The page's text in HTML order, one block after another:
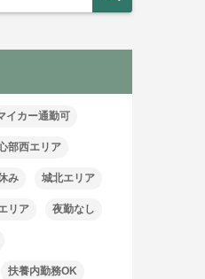
イカー通勤可
部西エリア
み 城北エリア
リア 夜勤なし
扶養内勤務OK